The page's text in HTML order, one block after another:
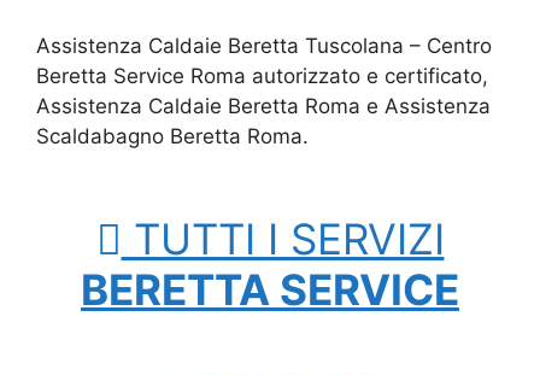
Assistenza Caldaie Beretta Tuscolana – Centro
Beretta Service Roma autorizzato e certificato,
Assistenza Caldaie Beretta Roma e Assistenza
Scaldabagno Beretta Roma.
TUTTI I SERVIZI
BERETTA SERVICE